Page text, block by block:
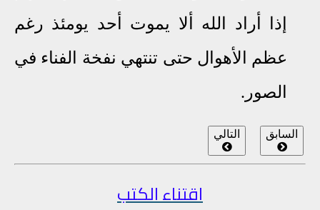
إذا أراد الله ألا يموت أحد يومئذ رغم
عظم الأهوال حتى تنتهي نفخة الفناء في
الصور .
السابق التالي
اقتناء الكتب